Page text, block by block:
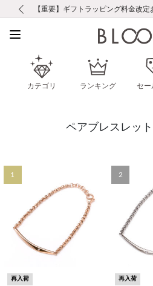
お修理・アフターサー
【重要】令和８年熊本地震に伴
【重要】ギフトラッピング料金改
【重要】夏季休業の営業
税込5,500円以上で送料無料｜
新規会員登録で1000ポイ
LINE友だち登録で500円ク
会員限定！レビュー投稿で
お修理・アフターサー
【重要】令和８年熊本地震に伴
カテゴリ ランキング セー
ペアブレスレッ
1
再入荷
2
再入荷